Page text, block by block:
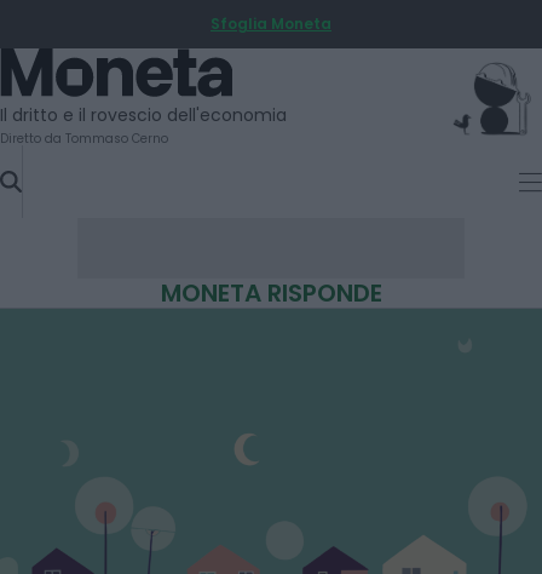
TO
CONTENT
Sfoglia Moneta
Moneta
Il dritto e il rovescio dell'economia
Diretto da Tommaso Cerno
MONETA RISPONDE